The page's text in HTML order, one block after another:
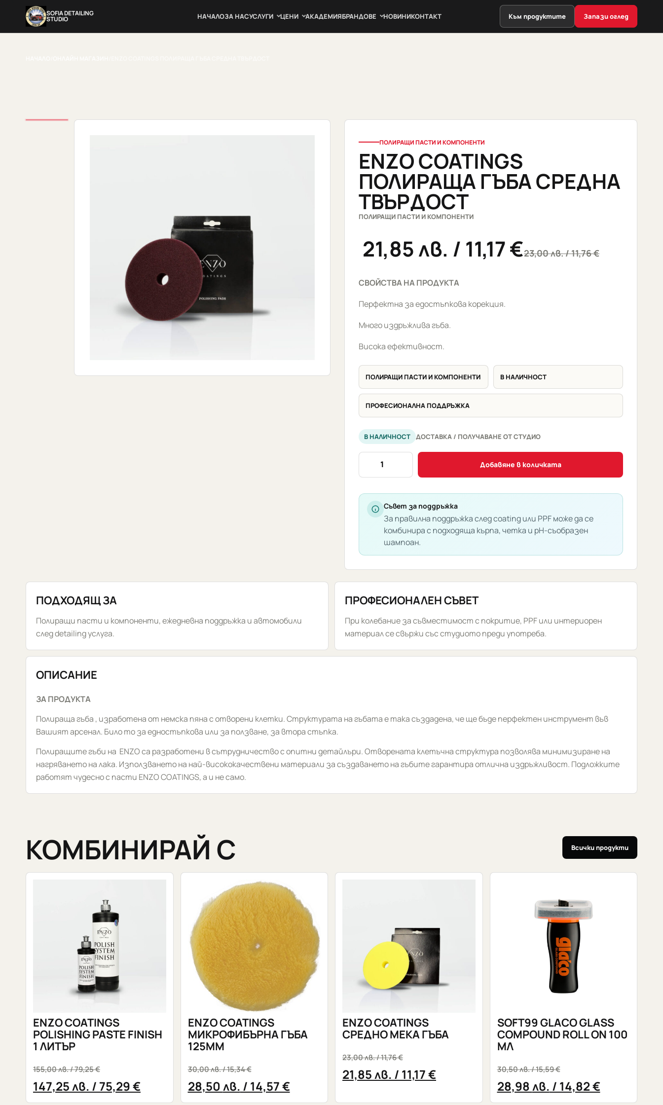
SOFIA DETAILING
STUDIO НАЧАЛОЗА НАСУСЛУГИ ЦЕНИ АКАДЕМИЯБРАНДОВЕ НОВИНИКОНТАКТ Към продуктите Запази оглед
ПОЛИРАЩИ ПАСТИ И КОМПОНЕНТИ
ENZO COATINGS
ПОЛИРАЩА ГЪБА СРЕДНА
ТВЪРДОСТ
ПОЛИРАЩИ ПАСТИ И КОМПОНЕНТИ
23,00лв./ 11,76 €
21,85лв. / 11,17 €
СВОЙСТВА НА ПРОДУКТА
Перфектна за едостъпкова корекция.
Много издръжлива гъба.
Висока ефективност.
ПОЛИРАЩИ ПАСТИ И КОМПОНЕНТИ В НАЛИЧНОСТ
ПРОФЕСИОНАЛНА ПОДДРЪЖКА
В НАЛИЧНОСТ ДОСТАВКА / ПОЛУЧАВАНЕ ОТ СТУДИО
количество
Coatings
Полираща
Гъба
Средна
Твърдост
Добавяне в количката
Съвет за поддръжка
За правилна поддръжка след coating или PPF може да се
комбинира с подходяща кърпа, четка и pH-съобразен
шампоан.
ПОДХОДЯЩ ЗА
Полиращи пасти и компоненти, ежедневна поддръжка и автомобили
след detailing услуга.
ПРОФЕСИОНАЛЕН СЪВЕТ
При колебание за съвместимост с покритие, PPF или интериорен
материал се свържи със студиото преди употреба.
ОПИСАНИЕ
ЗА ПРОДУКТА
Полираща гъба , изработена от немска пяна с отворени клетки. Структурата на гъбата е така създадена, че ще бъде перфектен инструмент във
Вашият арсенал. Било то за едностъпкова или за ползване, за втора стъпка.
Полиращите гъби на ENZO са разработени в сътрудничество с опитни детайлъри. Отворената клетъчна структура позволява минимизиране на
нагряването на лака. Използването на най-висококачествени материали за създаването на гъбите гарантира отлична издръжливост. Подложките
работят чудесно с пасти ENZO COATINGS, а и не само.
КОМБИНИРАЙ С Всички продукти
ENZO COATINGS
POLISHING PASTE FINISH
1 ЛИТЪР
155,00лв./ 79,25 €
147,25лв. / 75,29 €
ENZO COATINGS
МИКРОФИБЪРНА ГЪБА
125ММ
30,00лв./ 15,34 €
28,50лв. / 14,57 €
ЕNZO COATINGS
СРЕДНО МЕКА ГЪБА
23,00лв./ 11,76 €
21,85лв. / 11,17 €
SOFT99 GLACO GLASS
COMPOUND ROLL ON 100
МЛ
30,50лв./ 15,59 €
28,98лв. / 14,82 €